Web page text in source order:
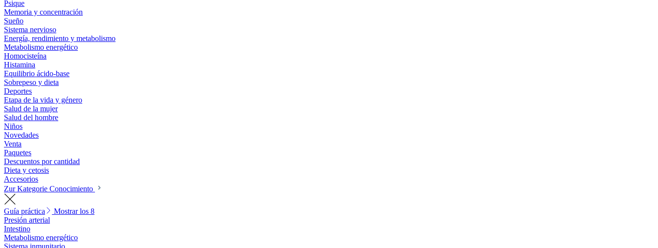
Psique
Memoria y concentración
Sueño
Sistema nervioso
Energía, rendimiento y metabolismo
Metabolismo energético
Homocisteína
Histamina
Equilibrio ácido-base
Sobrepeso y dieta
Deportes
Etapa de la vida y género
Salud de la mujer
Salud del hombre
Niños
Novedades
Venta
Paquetes
Descuentos por cantidad
Dieta y cetosis
Accesorios
Zur Kategorie Conocimiento
Guía práctica
Mostrar los 8
Presión arterial
Intestino
Metabolismo energético